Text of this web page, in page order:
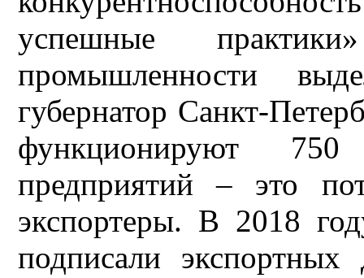
успешные
промышленности
губернатор Санкт-
функционируют
предприятий – это
экспортеры. В 2018
подписали